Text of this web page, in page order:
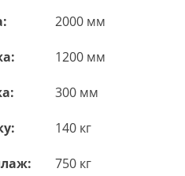
2000 мм
1200 мм
300 мм
140 кг
750 кг